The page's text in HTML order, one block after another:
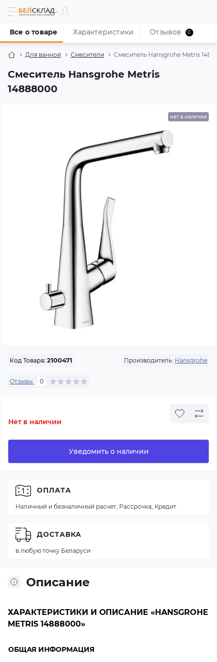
Для ванной Смесители Смеситель Hansgrohe Metris
Смеситель Hansgrohe Metris
14888000
Все о товаре Характеристики Отзывов 0
нет в наличии
Код Товара: 2100471 Производитель: Hansgrohe
Отзывы: 0
Нет в наличии
Уведомить о наличии
Описание
ХАРАКТЕРИСТИКИ И ОПИСАНИЕ «HANSGROHE
METRIS 14888000»
ОБЩАЯ ИНФОРМАЦИЯ
ОПЛАТА
Наличный и безналичный расчет, Рассрочка, Кредит
ДОСТАВКА
в любую точку Беларуси